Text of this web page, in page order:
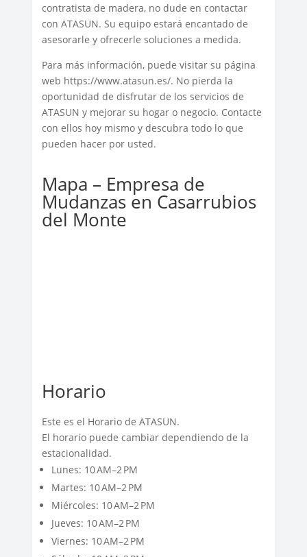
contratista de madera, no dude en contactar
con ATASUN. Su equipo estará encantado de
asesorarle y ofrecerle soluciones a medida.
Para más información, puede visitar su página
web https://www.atasun.es/. No pierda la
oportunidad de disfrutar de los servicios de
ATASUN y mejorar su hogar o negocio. Contacte
con ellos hoy mismo y descubra todo lo que
pueden hacer por usted.
Mapa – Empresa de
Mudanzas en Casarrubios
del Monte
Horario
Este es el Horario de ATASUN.
El horario puede cambiar dependiendo de la
estacionalidad.
Lunes: 10 AM–2 PM
Martes: 10 AM–2 PM
Miércoles: 10 AM–2 PM
Jueves: 10 AM–2 PM
Viernes: 10 AM–2 PM